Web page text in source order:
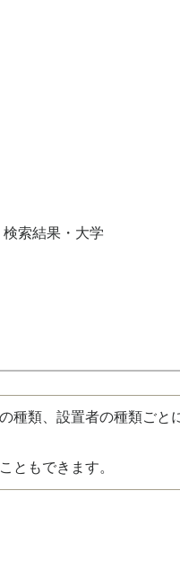
検索結果・大学
種類、設置者の種類ごと
ともできます。